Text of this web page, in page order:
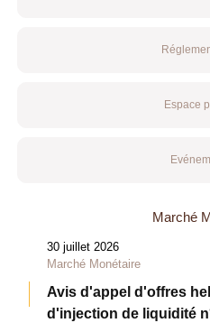
Espace
Marché
30 juillet 2026
Marché Monétaire
Avis d'appel d'offres
d'injection de liquidité